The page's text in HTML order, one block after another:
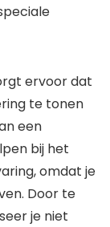
ervoor dat
te tonen
een
bij het
omdat je
Door te
je niet